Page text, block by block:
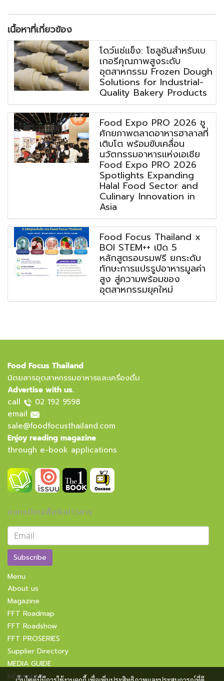
เนื้อหาที่เกี่ยวข้อง
โดว์แช่แข็ง: โซลูชันสำหรับเบ
เกอรีคุณภาพสูงระดับ
อุตสาหกรรม Frozen Dough
Solutions for Industrial-
Quality Bakery Products
Food Expo PRO 2026 ชู
ศักยภาพตลาดอาหารฮาลาลที่
เติบโต พร้อมขับเคลื่อน
นวัตกรรมอาหารแห่งเอเชีย
Food Expo PRO 2026
Spotlights Expanding
Halal Food Sector and
Culinary Innovation in
Asia
Food Focus Thailand x
BOI STEM++ เปิด 5
หลักสูตรอบรมฟรี ยกระดับ
ทักษะการแปรรูปอาหารมูลค่า
สูง สู่ความพร้อมของ
อุตสาหกรรมยุคใหม่
Food Focus Thailand
นิตยสารอุตสาหกรรมอาหารและเครื่องดื่ม
Advertise with us.
call
02 192 9598
email
sale@foodfocusthailand.com
Enjoy reading magazine
through e-book applications
ลงทะเบียนเพื่อรับข่าวสาร
Subscribe
Menu
About us
Magazine
FFT Roadmap
FFT Roadshow
FFT PROSERIES
Supplier Directory
MEDIA GUIDE
Information